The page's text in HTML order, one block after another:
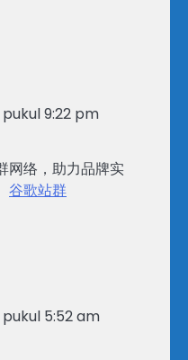
9:22 pm
网络，助力品牌实
谷歌站群
5:52 am